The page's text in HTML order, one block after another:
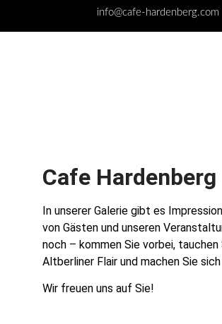
info@cafe-hardenberg.com
Cafe Hardenberg
In unserer Galerie gibt es
von Gästen und unseren
noch – kommen Sie vorbei,
Altberliner Flair und machen Sie
Wir freuen uns auf Sie!